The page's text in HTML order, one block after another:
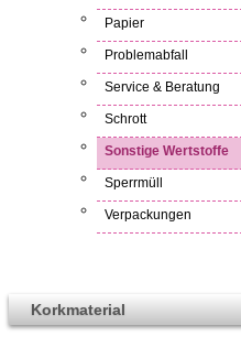
Papier
Problemabfall
Service & Beratung
Schrott
Sonstige Wertstoffe
Sperrmüll
Verpackungen
Korkmaterial